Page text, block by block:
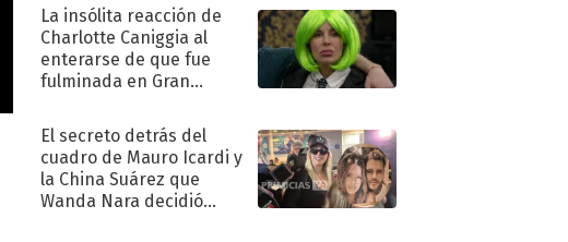
La insólita reacción de
Charlotte Caniggia al
enterarse de que fue
fulminada en Gran
El secreto detrás del
cuadro de Mauro Icardi y
la China Suárez que
Wanda Nara decidió